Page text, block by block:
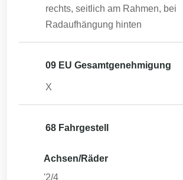
rechts, seitlich am Rahmen, bei
Radaufhängung hinten
09 EU Gesamtgenehmigung
X
68 Fahrgestell
Achsen/Räder
'2/4